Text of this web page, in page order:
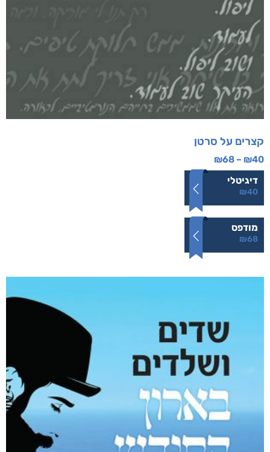
קצרים על סרטן
₪40
–
₪68
דיגיטלי
₪40
מודפס
₪68